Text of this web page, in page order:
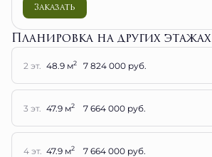
Заказать
Планировка на других этажах
2 эт. 48.9 м2 7 824 000 руб.
3 эт. 47.9 м2 7 664 000 руб.
4 эт. 47.9 м2 7 664 000 руб.